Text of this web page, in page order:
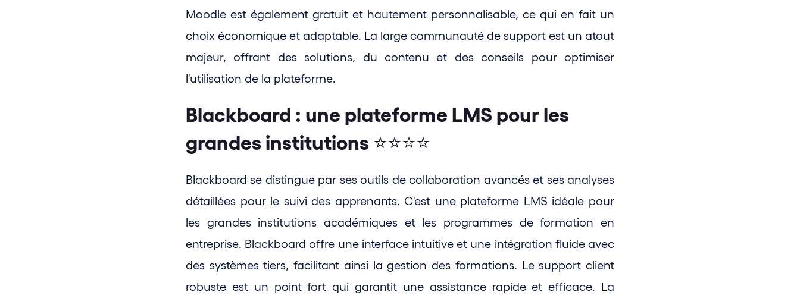
Moodle est également gratuit et hautement personnalisable, ce qui en fait un
choix économique et adaptable. La large communauté de support est un atout
majeur, offrant des solutions, du contenu et des conseils pour optimiser
l'utilisation de la plateforme.
Blackboard : une plateforme LMS pour les
grandes institutions ⭐⭐⭐⭐
Blackboard se distingue par ses outils de collaboration avancés et ses analyses
détaillées pour le suivi des apprenants. C'est une plateforme LMS idéale pour
les grandes institutions académiques et les programmes de formation en
entreprise. Blackboard offre une interface intuitive et une intégration fluide avec
des systèmes tiers, facilitant ainsi la gestion des formations. Le support client
robuste est un point fort qui garantit une assistance rapide et efficace. La